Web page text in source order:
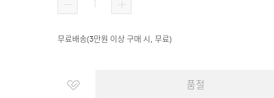
무료배송(3만원 이상 구매 시, 무료)
품절